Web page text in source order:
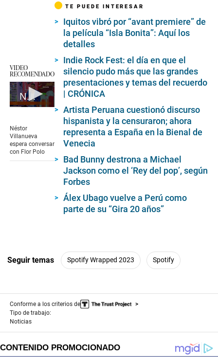
VIDEO
RECOMENDADO
Néstor Villanueva espera conversar con Flor Polo
of
2
minutes,
35
Néstor
Villanueva
espera conversar
con Flor Polo
TE PUEDE INTERESAR
Iquitos vibró por “avant premiere” de
la película “Isla Bonita”: Aquí los
detalles
Indie Rock Fest: el día en que el
silencio pudo más que las grandes
presentaciones y temas del recuerdo
| CRÓNICA
Artista Peruana cuestionó discurso
hispanista y la censuraron; ahora
representa a España en la Bienal de
Venecia
Bad Bunny destrona a Michael
Jackson como el ‘Rey del pop’, según
Forbes
Álex Ubago vuelve a Perú como
parte de su “Gira 20 años”
Seguir temas Spotify Wrapped 2023 Spotify
Conforme a los criterios de
Tipo de trabajo:
Noticias